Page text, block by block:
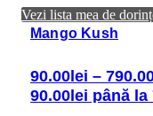
Vezi lista mea de
Mango Kush
90.00 lei –
90.00lei până la